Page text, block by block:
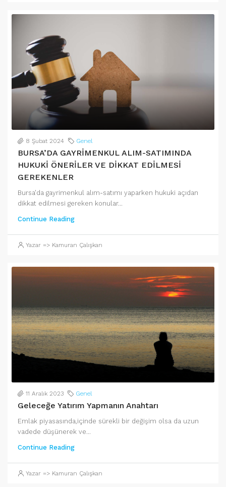
8 Şubat 2024 Genel
BURSA’DA GAYRİMENKUL ALIM-SATIMINDA
HUKUKİ ÖNERİLER VE DİKKAT EDİLMESİ
GEREKENLER
Bursa'da gayrimenkul alım-satımı yaparken hukuki açıdan
dikkat edilmesi gereken konular...
Continue Reading
Yazar => Kamuran Çalışkan
11 Aralık 2023 Genel
Geleceğe Yatırım Yapmanın Anahtarı
Emlak piyasasında,içinde sürekli bir değişim olsa da uzun
vadede düşünerek ve...
Continue Reading
Yazar => Kamuran Çalışkan